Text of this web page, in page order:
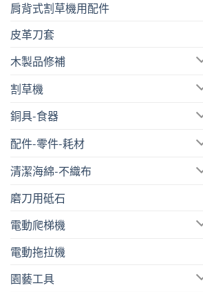
肩背式割草機用配件
皮革刀套
木製品修補
割草機
銅具-食器
配件-零件-耗材
清潔海綿-不織布
磨刀用砥石
電動爬梯機
電動拖拉機
園藝工具